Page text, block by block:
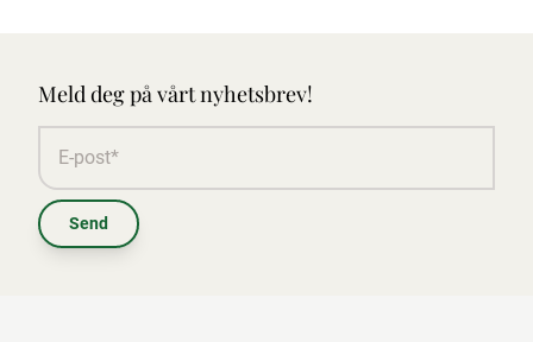
Meld deg på vårt nyhetsbrev!
Send